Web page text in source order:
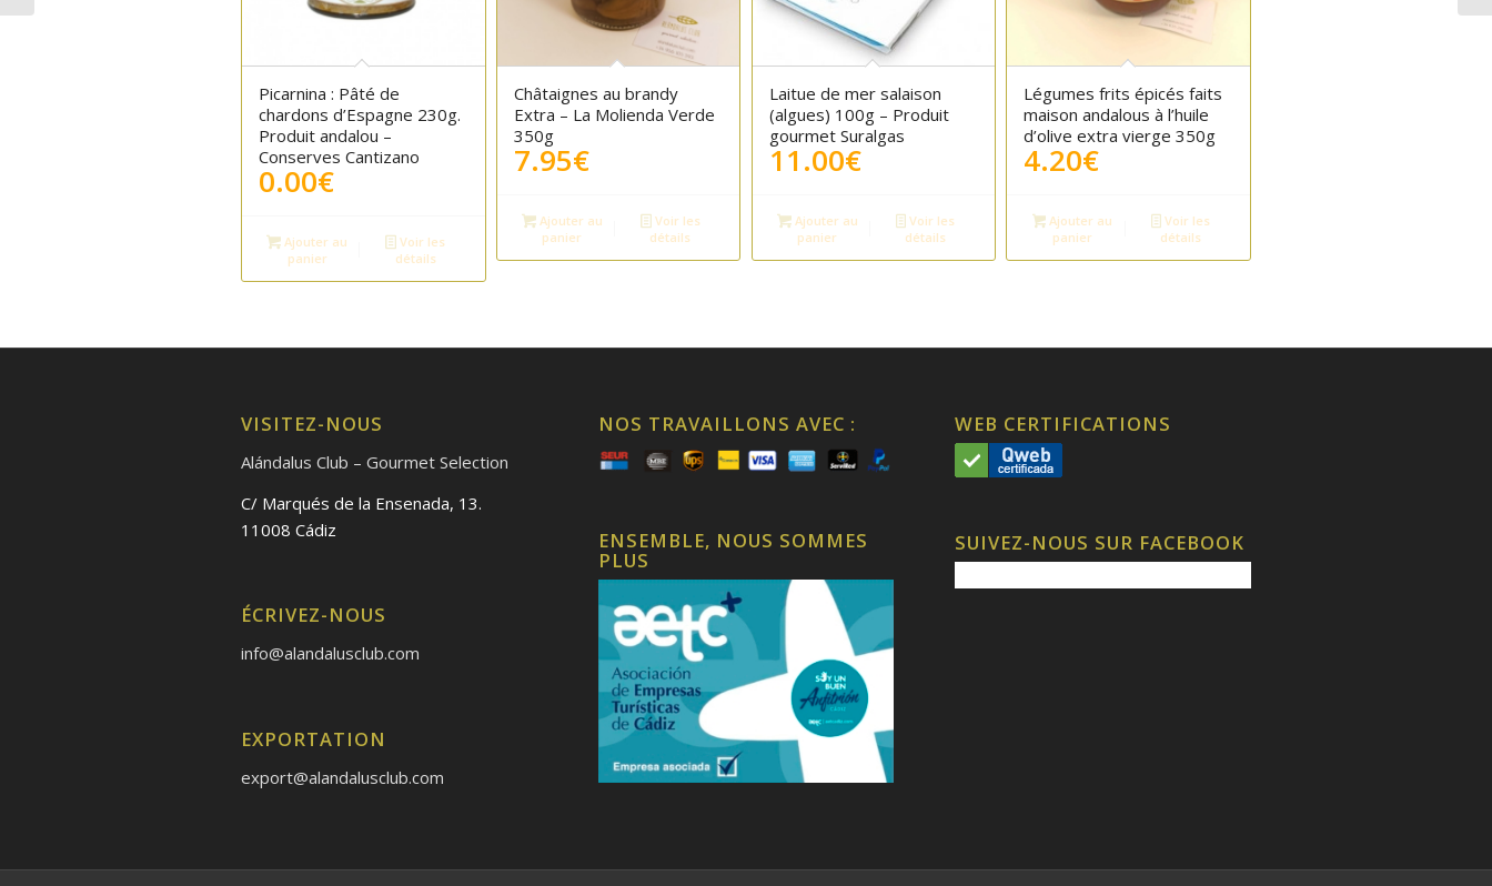
Picarnina : Pâté de
chardons d’Espagne 230g.
Produit andalou –
Conserves Cantizano
0.00€
Ajouter au
panier
Voir les
détails
Châtaignes au brandy
Extra – La Molienda Verde
350g
7.95€
Ajouter au
panier
Voir les
détails
Laitue de mer salaison
(algues) 100g – Produit
gourmet Suralgas
11.00€
Ajouter au
panier
Voir les
détails
Légumes frits épicés faits
maison andalous à l’huile
d’olive extra vierge 350g
4.20€
Ajouter au
panier
Voir les
détails
VISITEZ-NOUS
Alándalus Club – Gourmet Selection
C/ Marqués de la Ensenada, 13.
11008 Cádiz
ÉCRIVEZ-NOUS
info@alandalusclub.com
EXPORTATION
export@alandalusclub.com
NOS TRAVAILLONS AVEC :
ENSEMBLE, NOUS SOMMES
PLUS
WEB CERTIFICATIONS
SUIVEZ-NOUS SUR FACEBOOK